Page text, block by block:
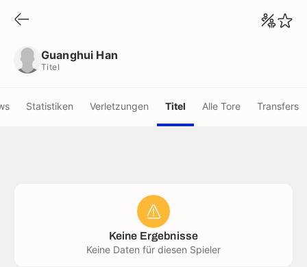
Guanghui Han
Titel
Statistiken Verletzungen Titel Alle Tore Transfers
Keine Ergebnisse
Keine Daten für diesen Spieler